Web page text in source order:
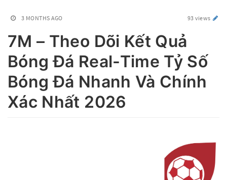
3 MONTHS AGO 93 views
7M – Theo Dõi Kết Quả
Bóng Đá Real-Time Tỷ Số
Bóng Đá Nhanh Và Chính
Xác Nhất 2026